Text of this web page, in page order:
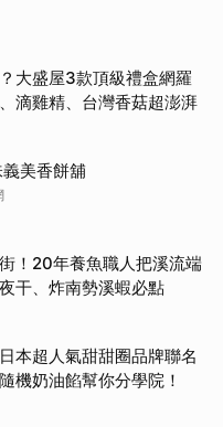
大盛屋3款頂級禮盒網羅
滴雞精、台灣香菇超澎湃
美香餅舖
！20年養魚職人把溪流端
干、炸南勢溪蝦必點
本超人氣甜甜圈品牌聯名
機奶油餡幫你分學院！